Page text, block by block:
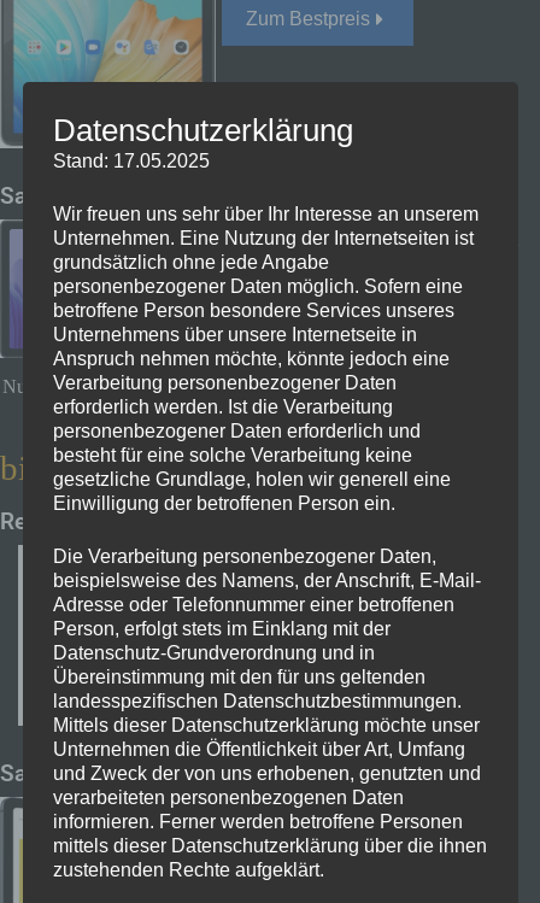
Zum Bestpreis
Samsung Galaxy Tab A7
SAMSUNG TAB A7 Wi-Fi, Tablet, 32
GB, 10,4 Zoll, Grau
Zum Bestpreis
Nur für Samsung Fans. Das Blackview ist besser:)
bis 300€
Realme Pad
Realme Pad 64GB 10,4 Zoll
Zum Bestpreis
Samsung Galaxy Tab S6 Lite
Datenschutzerklärung
Stand: 17.05.2025
Wir freuen uns sehr über Ihr Interesse an unserem
Unternehmen. Eine Nutzung der Internetseiten ist
grundsätzlich ohne jede Angabe
personenbezogener Daten möglich. Sofern eine
betroffene Person besondere Services unseres
Unternehmens über unsere Internetseite in
Anspruch nehmen möchte, könnte jedoch eine
Verarbeitung personenbezogener Daten
erforderlich werden. Ist die Verarbeitung
personenbezogener Daten erforderlich und
besteht für eine solche Verarbeitung keine
gesetzliche Grundlage, holen wir generell eine
Einwilligung der betroffenen Person ein.
Die Verarbeitung personenbezogener Daten,
beispielsweise des Namens, der Anschrift, E-Mail-
Adresse oder Telefonnummer einer betroffenen
Person, erfolgt stets im Einklang mit der
Datenschutz-Grundverordnung und in
Übereinstimmung mit den für uns geltenden
landesspezifischen Datenschutzbestimmungen.
Mittels dieser Datenschutzerklärung möchte unser
Unternehmen die Öffentlichkeit über Art, Umfang
und Zweck der von uns erhobenen, genutzten und
verarbeiteten personenbezogenen Daten
informieren. Ferner werden betroffene Personen
mittels dieser Datenschutzerklärung über die ihnen
zustehenden Rechte aufgeklärt.